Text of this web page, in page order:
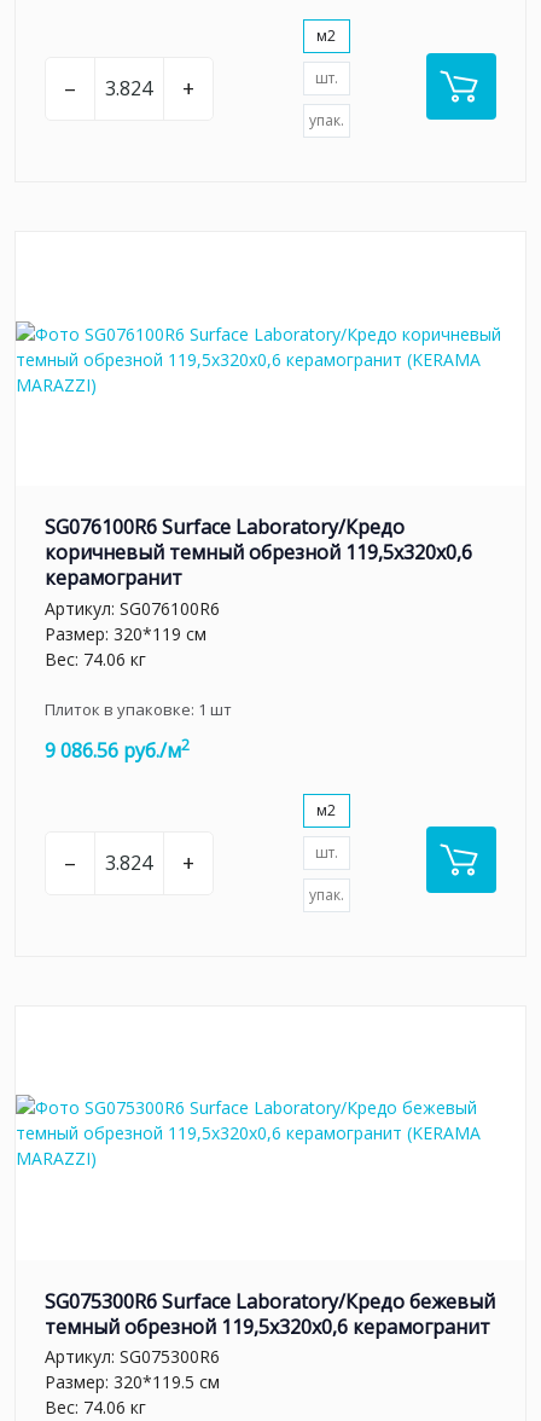
– +
м2
шт.
упак.
SG076100R6 Surface Laboratory/Кредо
коричневый темный обрезной 119,5x320x0,6
керамогранит
Артикул: SG076100R6
Размер: 320*119 см
Вес: 74.06 кг
Плиток в упаковке: 1 шт
9 086.56 руб./м2
– +
м2
шт.
упак.
SG075300R6 Surface Laboratory/Кредо бежевый
темный обрезной 119,5x320x0,6 керамогранит
Артикул: SG075300R6
Размер: 320*119.5 см
Вес: 74.06 кг